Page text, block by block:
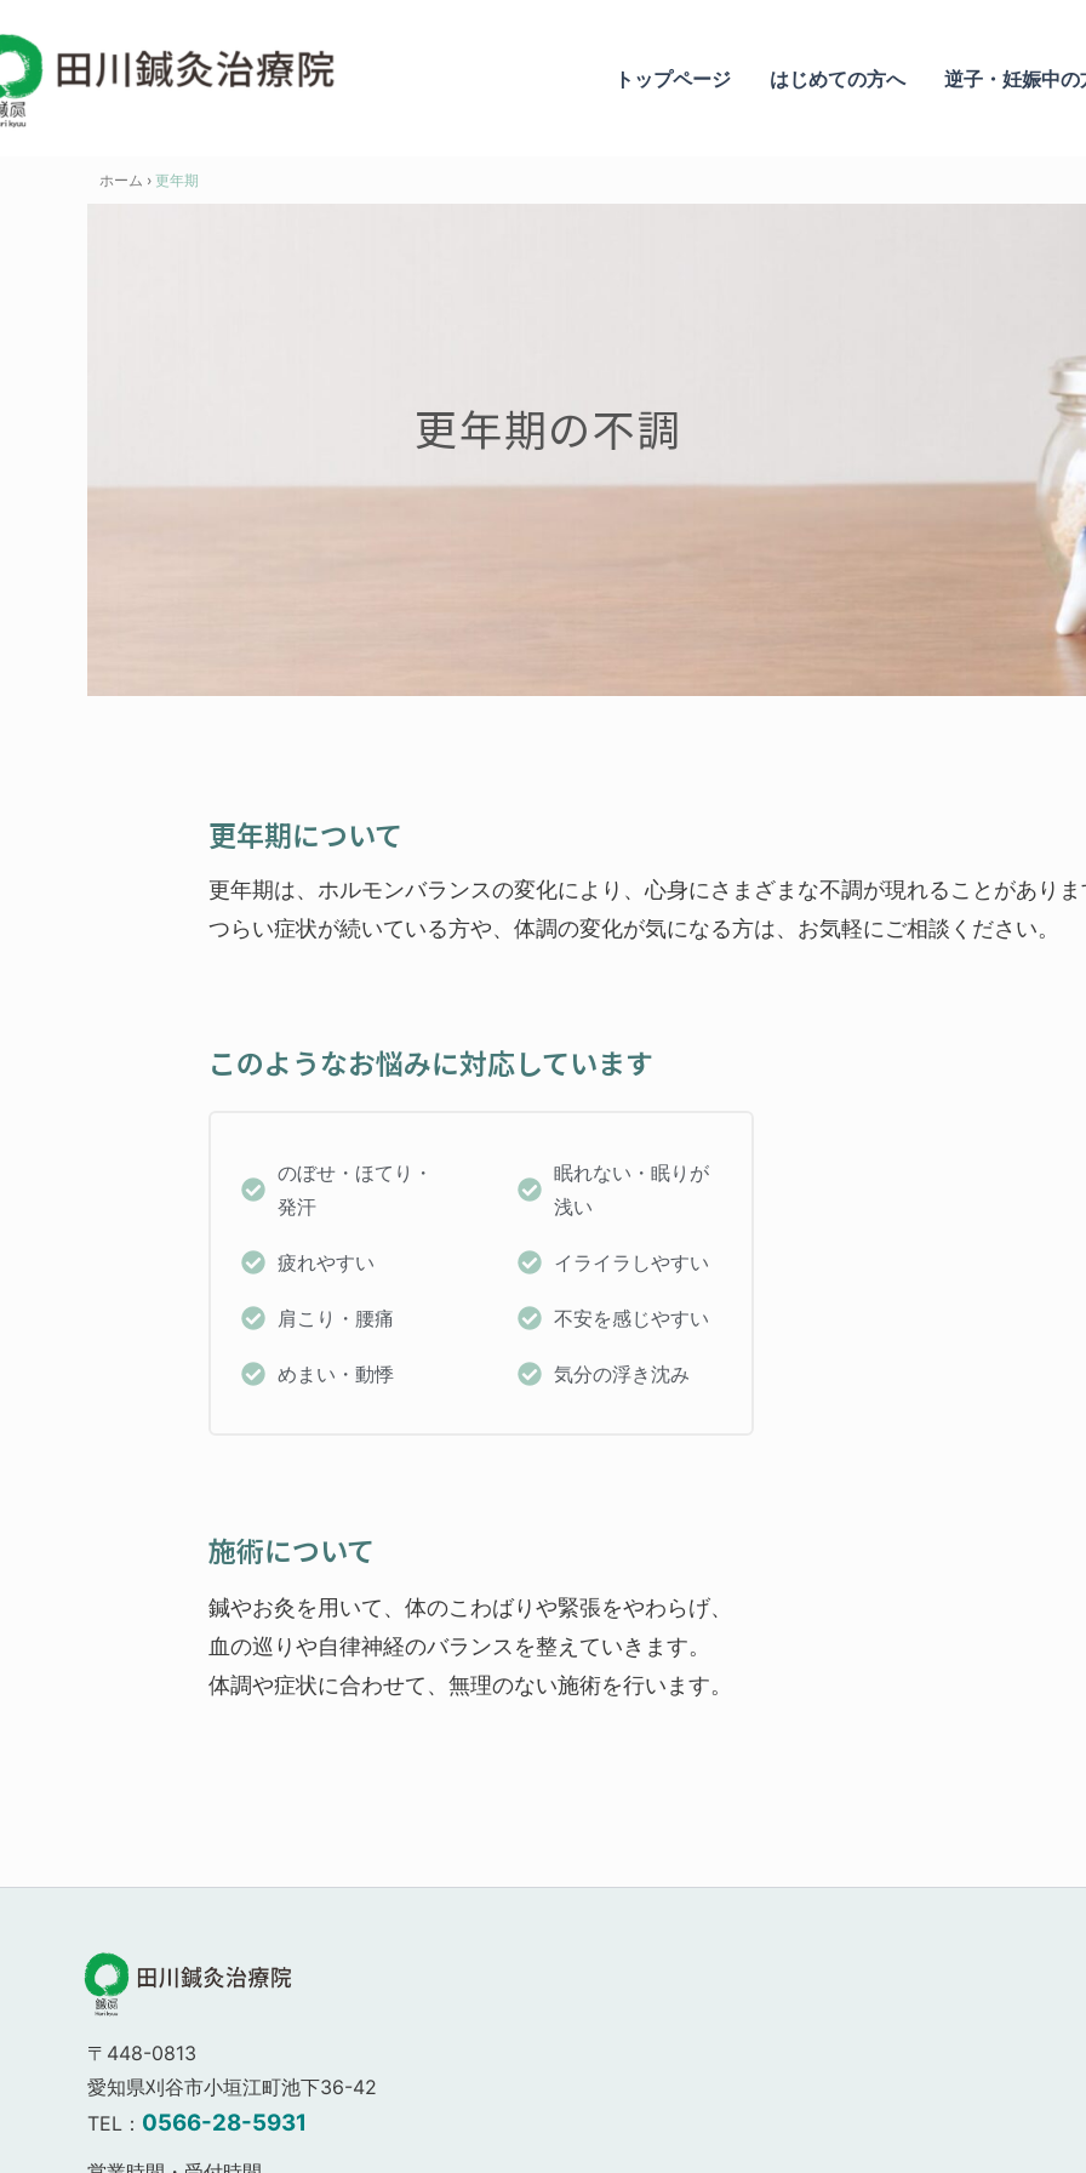
容
を
ス
トップページ はじめての方へ 逆子・妊娠中の
ホーム › 更年期
更年期の不調
更年期について
更年期は、ホルモンバランスの変化により、心身にさまざまな不調が現れることがあり
つらい症状が続いている方や、体調の変化が気になる方は、お気軽にご相談ください。
このようなお悩みに対応しています
のぼせ・ほてり・
発汗
疲れやすい
肩こり・腰痛
めまい・動悸
眠れない・眠りが
浅い
イライラしやすい
不安を感じやすい
気分の浮き沈み
施術について
鍼やお灸を用いて、体のこわばりや緊張をやわらげ、
血の巡りや自律神経のバランスを整えていきます。
体調や症状に合わせて、無理のない施術を行います。
〒448-0813
愛知県刈谷市小垣江町池下36-42
TEL： 0566-28-5931